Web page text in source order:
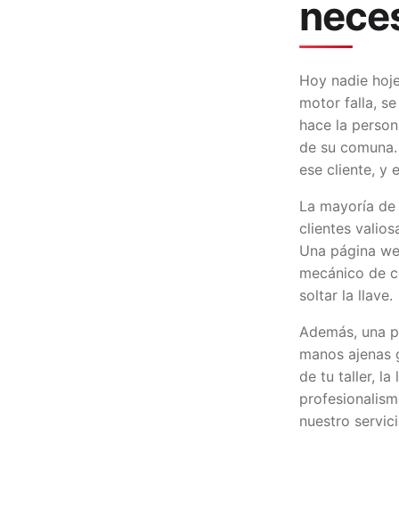
Hoy nadie
motor falla,
hace la
de su
ese cliente, y
La mayoría
clientes
Una página
mecánico de
soltar la llave.
Además, una
manos
de tu taller, la
nuestro